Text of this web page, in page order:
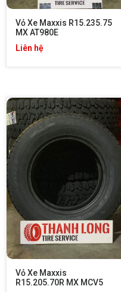
Vỏ Xe Maxxis R15.235.75
MX AT980E
Liên hệ
Vỏ Xe Maxxis
R15.205.70R MX MCV5